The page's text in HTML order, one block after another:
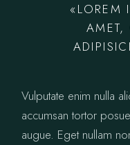
«LOREM
AMET,
Vulputate enim nulla
accumsan tortor
augue. Eget nullam